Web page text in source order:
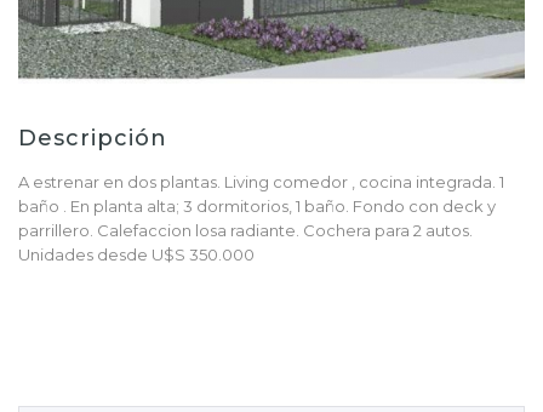
Descripción
A estrenar en dos plantas. Living comedor , cocina integrada. 1
baño . En planta alta; 3 dormitorios, 1 baño. Fondo con deck y
parrillero. Calefaccion losa radiante. Cochera para 2 autos.
Unidades desde U$S 350.000